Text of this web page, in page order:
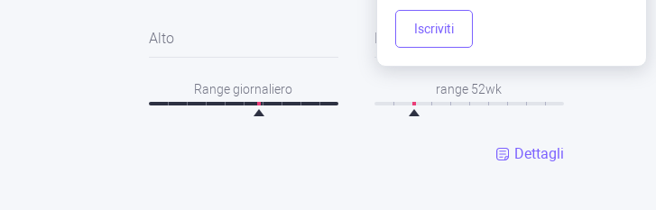
Iscriviti
Alto Basso
Range giornaliero range 52wk
Dettagli